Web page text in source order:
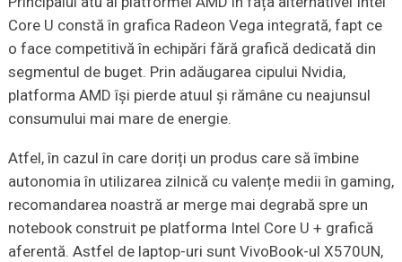
Core U constă în grafica Radeon Vega integrată, fapt ce
o face competitivă în echipări fără grafică dedicată din
segmentul de buget. Prin adăugarea cipului Nvidia,
platforma AMD își pierde atuul și rămâne cu neajunsul
consumului mai mare de energie.
Atfel, în cazul în care doriți un produs care să îmbine
autonomia în utilizarea zilnică cu valențe medii în gaming,
recomandarea noastră ar merge mai degrabă spre un
notebook construit pe platforma Intel Core U + grafică
aferentă. Astfel de laptop-uri sunt VivoBook-ul X570UN,